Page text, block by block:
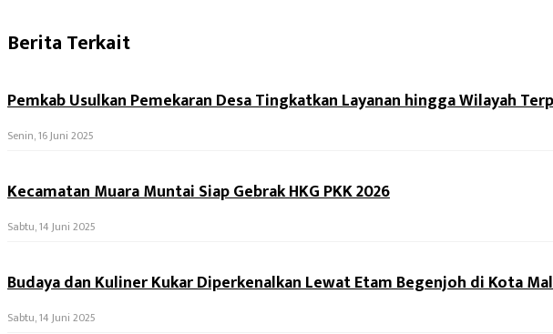
Berita Terkait
Pemkab Usulkan Pemekaran Desa Tingkatkan Layanan hingga Wilayah
Senin, 16 Juni 2025
Kecamatan Muara Muntai Siap Gebrak HKG PKK 2026
Sabtu, 14 Juni 2025
Budaya dan Kuliner Kukar Diperkenalkan Lewat Etam Begenjoh di Kota
Sabtu, 14 Juni 2025